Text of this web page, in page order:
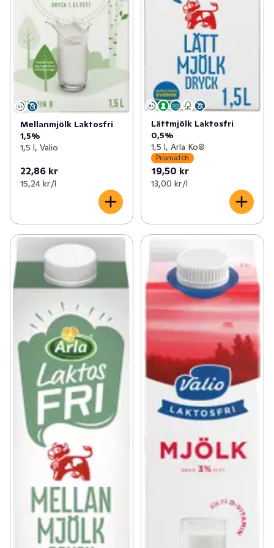
Mellanmjölk Laktosfri
1,5%
1,5 l, Valio
22,86 kr
15,24 kr /l
Lättmjölk Laktosfri
0,5%
1,5 l, Arla Ko®
Prismatch
19,50 kr
13,00 kr /l